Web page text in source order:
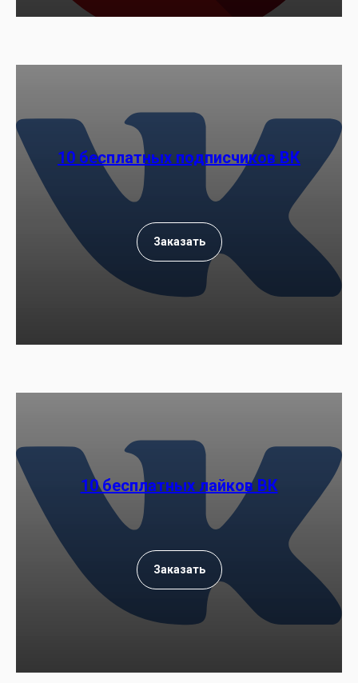
10 бесплатных подписчиков ВК
Заказать
10 бесплатных лайков ВК
Заказать